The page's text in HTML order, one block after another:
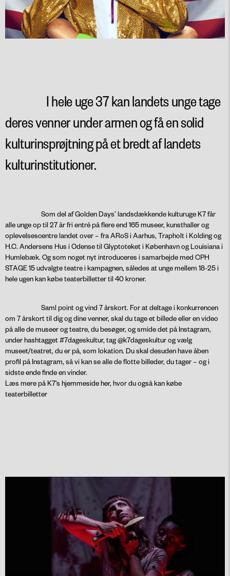
I hele uge 37 kan landets unge tage
deres venner under armen og få en solid
kulturinsprøjtning på et bredt af landets
kulturinstitutioner.
Som del af Golden Days’ landsdækkende kulturuge K7 får
alle unge op til 27 år fri entré på flere end 165 museer, kunsthaller og
oplevelsescentre landet over – fra ARoS i Aarhus, Trapholt i Kolding og
H.C. Andersens Hus i Odense til Glyptoteket i København og Louisiana i
Humlebæk. Og som noget nyt introduceres i samarbejde med CPH
STAGE 15 udvalgte teatre i kampagnen, således at unge mellem 18-25 i
hele ugen kan købe teaterbilletter til 40 kroner.
Saml point og vind 7 årskort. For at deltage i konkurrencen
om 7 årskort til dig og dine venner, skal du tage et billede eller en video
på alle de museer og teatre, du besøger, og smide det på Instagram,
under hashtagget #7dageskultur, tag @k7dageskultur og vælg
museet/teatret, du er på, som lokation. Du skal desuden have åben
profil på Instagram, så vi kan se alle de flotte billeder, du tager – og i
sidste ende finde en vinder.
Læs mere på K7’s hjemmeside her, hvor du også kan købe
teaterbilletter